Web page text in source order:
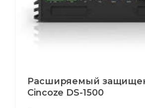
Расширяемый
Cincoze DS-1500